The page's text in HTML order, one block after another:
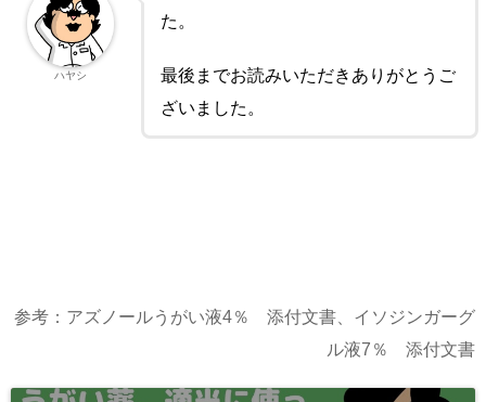
た。
最後までお読みいただきありがとうご
ざいました。
ハヤシ
参考：アズノールうがい液4％ 添付文書、イソジンガーグ
ル液7％ 添付文書